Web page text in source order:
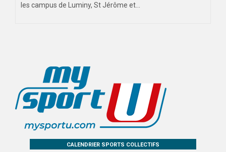
AFFICHES
les campus de Luminy, St Jérôme et...
CALENDRIER SPORTS COLLECTIFS